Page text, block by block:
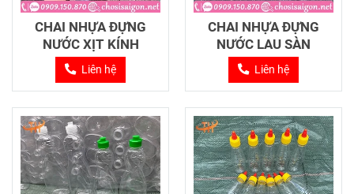
CHAI NHỰA ĐỰNG
NƯỚC XỊT KÍNH
Liên hệ
CHAI NHỰA ĐỰNG
NƯỚC LAU SÀN
Liên hệ